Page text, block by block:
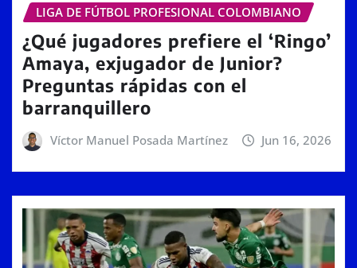
LIGA DE FÚTBOL PROFESIONAL COLOMBIANO
¿Qué jugadores prefiere el ‘Ringo’
Amaya, exjugador de Junior?
Preguntas rápidas con el
barranquillero
Víctor Manuel Posada Martínez Jun 16, 2026